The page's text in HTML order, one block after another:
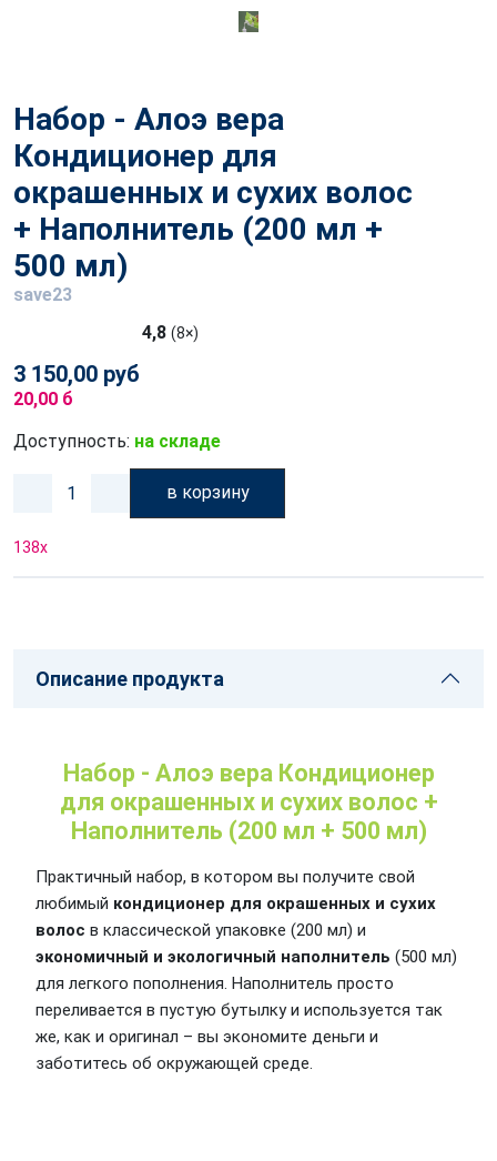
Набор - Алоэ вера
Кондиционер для
окрашенных и сухих волос
+ Наполнитель (200 мл +
500 мл)
save23
4,8 (8×)
3 150,00 руб
20,00 б
Доступность: на складе
в корзину
138x
Описание продукта
Набор - Алоэ вера Кондиционер
для окрашенных и сухих волос +
Наполнитель (200 мл + 500 мл)
Практичный набор, в котором вы получите свой
любимый кондиционер для окрашенных и сухих
волос в классической упаковке (200 мл) и
экономичный и экологичный наполнитель (500 мл)
для легкого пополнения. Наполнитель просто
переливается в пустую бутылку и используется так
же, как и оригинал – вы экономите деньги и
заботитесь об окружающей среде.